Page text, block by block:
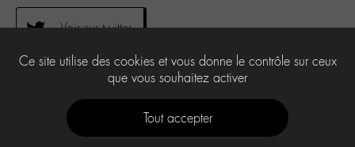
Voir sur twitter
Ce site utilise des cookies et vous donne le contrôle sur ceux
que vous souhaitez activer
Tout accepter